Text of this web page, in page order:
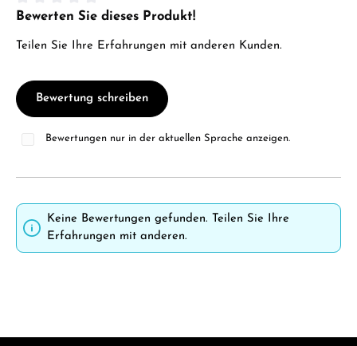
Durchschnittliche Bewertung von 0 von 5 Sternen
Bewerten Sie dieses Produkt!
Teilen Sie Ihre Erfahrungen mit anderen Kunden.
Bewertung schreiben
Bewertungen nur in der aktuellen Sprache anzeigen.
Keine Bewertungen gefunden. Teilen Sie Ihre
Erfahrungen mit anderen.